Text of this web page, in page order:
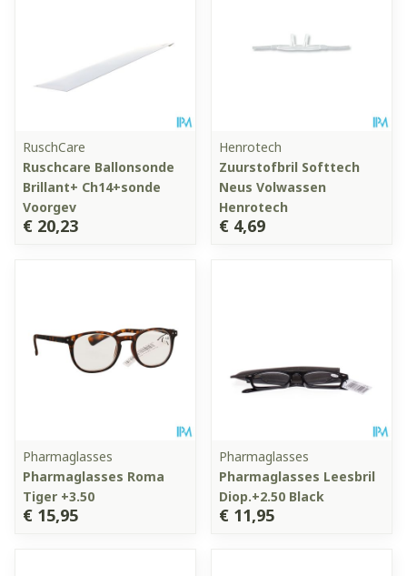
RuschCare
Ruschcare Ballonsonde
Brillant+ Ch14+sonde
Voorgev
€ 20,23
Henrotech
Zuurstofbril Softtech
Neus Volwassen
Henrotech
€ 4,69
Pharmaglasses
Pharmaglasses Roma
Tiger +3.50
€ 15,95
Pharmaglasses
Pharmaglasses Leesbril
Diop.+2.50 Black
€ 11,95